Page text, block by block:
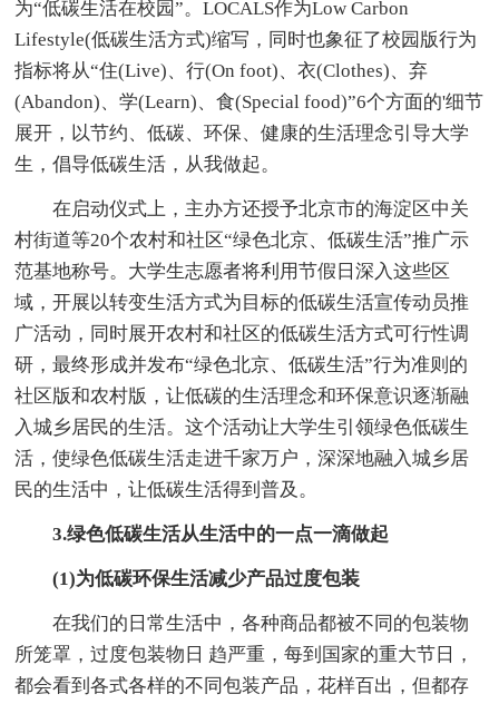
为“低碳生活在校园”。LOCALS作为Low Carbon
Lifestyle(低碳生活方式)缩写，同时也象征了校园版行为
指标将从“住(Live)、行(On foot)、衣(Clothes)、弃
(Abandon)、学(Learn)、食(Special food)”6个方面的'细节
展开，以节约、低碳、环保、健康的生活理念引导大学
生，倡导低碳生活，从我做起。
在启动仪式上，主办方还授予北京市的海淀区中关
村街道等20个农村和社区“绿色北京、低碳生活”推广示
范基地称号。大学生志愿者将利用节假日深入这些区
域，开展以转变生活方式为目标的低碳生活宣传动员推
广活动，同时展开农村和社区的低碳生活方式可行性调
研，最终形成并发布“绿色北京、低碳生活”行为准则的
社区版和农村版，让低碳的生活理念和环保意识逐渐融
入城乡居民的生活。这个活动让大学生引领绿色低碳生
活，使绿色低碳生活走进千家万户，深深地融入城乡居
民的生活中，让低碳生活得到普及。
3.绿色低碳生活从生活中的一点一滴做起
(1)为低碳环保生活减少产品过度包装
在我们的日常生活中，各种商品都被不同的包装物
所笼罩，过度包装物日 趋严重，每到国家的重大节日，
都会看到各式各样的不同包装产品，花样百出，但都存